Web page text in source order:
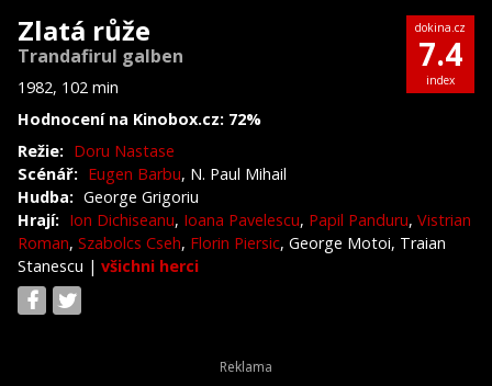
Zlatá růže
Trandafirul galben
1982, 102 min
Hodnocení na Kinobox.cz: 72%
dokina.cz
7.4
index
Režie: Doru Nastase
Scénář: Eugen Barbu, N. Paul Mihail
Hudba: George Grigoriu
Hrají: Ion Dichiseanu, Ioana Pavelescu, Papil Panduru, Vistrian
Roman, Szabolcs Cseh, Florin Piersic, George Motoi, Traian
Stanescu | všichni herci